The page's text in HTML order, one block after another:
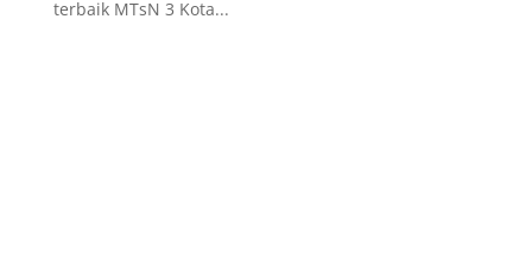
terbaik MTsN 3 Kota...